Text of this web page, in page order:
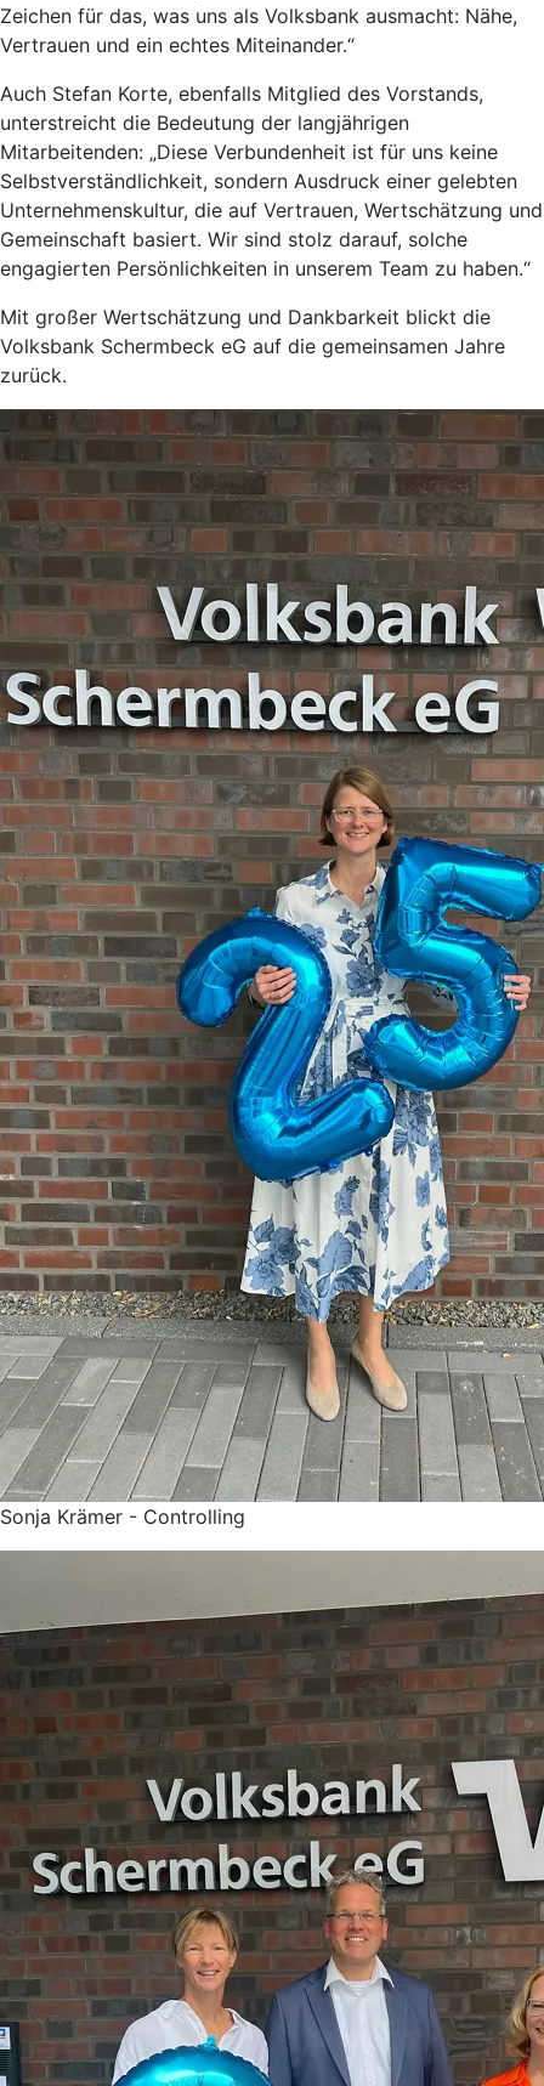
Zeichen für das, was uns als Volksbank ausmacht: Nähe,
Vertrauen und ein echtes Miteinander.“
Auch Stefan Korte, ebenfalls Mitglied des Vorstands,
unterstreicht die Bedeutung der langjährigen
Mitarbeitenden: „Diese Verbundenheit ist für uns keine
Selbstverständlichkeit, sondern Ausdruck einer gelebten
Unternehmenskultur, die auf Vertrauen, Wertschätzung und
Gemeinschaft basiert. Wir sind stolz darauf, solche
engagierten Persönlichkeiten in unserem Team zu haben.“
Mit großer Wertschätzung und Dankbarkeit blickt die
Volksbank Schermbeck eG auf die gemeinsamen Jahre
zurück.
Sonja Krämer - Controlling